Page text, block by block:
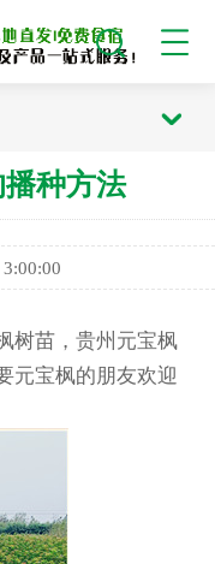
种方法
树苗，贵州元宝枫
元宝枫的朋友欢迎